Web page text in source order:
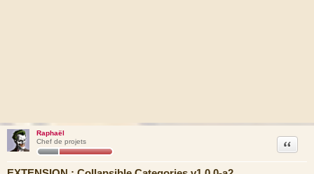
Raphaël
Chef de projets
Citation